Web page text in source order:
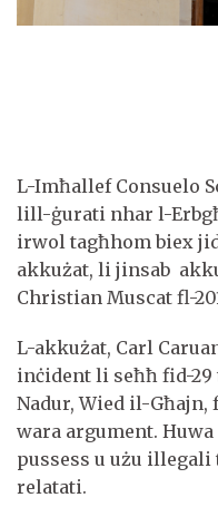
L-Imħallef Consuelo
lill-ġurati nhar l-
irwol tagħhom biex
akkużat, li jinsab
Christian Muscat fl-
L-akkużat, Carl
inċident li seħħ fid-29
Nadur, Wied il-
wara argument. Huwa
pussess u użu illegali
relatati.